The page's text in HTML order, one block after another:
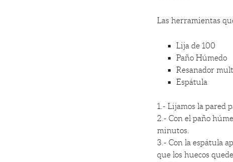
Las herramientas
Lija de 100
Paño Húmedo
Resanador
Espátula
1.- Lijamos la pared
2.- Con el paño
minutos.
3.- Con la espátula
que los huecos